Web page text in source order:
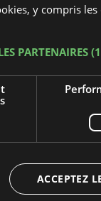
Festival est
où la
de jouer et de
sur les
sur près de 1
et Bahia
y compris
PARTENAIRES
ACCEPTEZ